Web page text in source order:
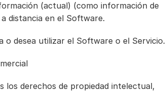
(actual) (como información de
distancia en el Software.
o desea utilizar el Software o el Servicio.
los derechos de propiedad intelectual,